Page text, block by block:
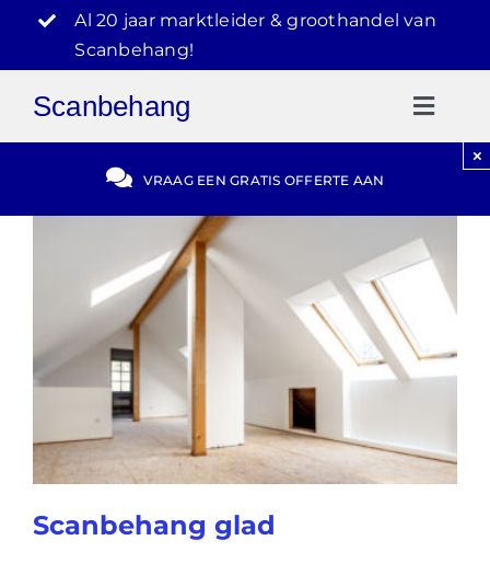
inhoud
Al 20 jaar marktleider & groothandel van
Scanbehang!
Scanbehang
Gratis Offerte
Video Reviews
030-2072303
VRAAG EEN GRATIS OFFERTE AAN
×
Scanbehang glad